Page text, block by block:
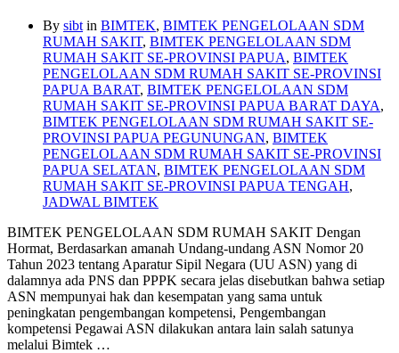
By sibt in BIMTEK, BIMTEK PENGELOLAAN SDM
RUMAH SAKIT, BIMTEK PENGELOLAAN SDM
RUMAH SAKIT SE-PROVINSI PAPUA, BIMTEK
PENGELOLAAN SDM RUMAH SAKIT SE-PROVINSI
PAPUA BARAT, BIMTEK PENGELOLAAN SDM
RUMAH SAKIT SE-PROVINSI PAPUA BARAT DAYA,
BIMTEK PENGELOLAAN SDM RUMAH SAKIT SE-
PROVINSI PAPUA PEGUNUNGAN, BIMTEK
PENGELOLAAN SDM RUMAH SAKIT SE-PROVINSI
PAPUA SELATAN, BIMTEK PENGELOLAAN SDM
RUMAH SAKIT SE-PROVINSI PAPUA TENGAH,
JADWAL BIMTEK
BIMTEK PENGELOLAAN SDM RUMAH SAKIT Dengan
Hormat, Berdasarkan amanah Undang-undang ASN Nomor 20
Tahun 2023 tentang Aparatur Sipil Negara (UU ASN) yang di
dalamnya ada PNS dan PPPK secara jelas disebutkan bahwa setiap
ASN mempunyai hak dan kesempatan yang sama untuk
peningkatan pengembangan kompetensi, Pengembangan
kompetensi Pegawai ASN dilakukan antara lain salah satunya
melalui Bimtek …